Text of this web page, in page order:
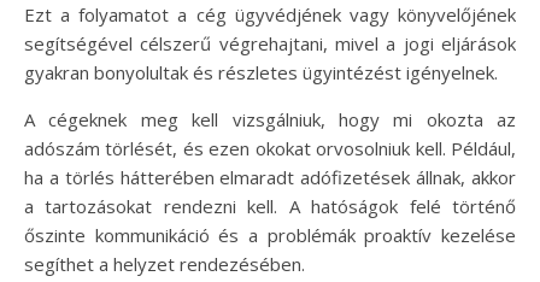
Ezt a folyamatot a cég ügyvédjének vagy könyvelőjének
segítségével célszerű végrehajtani, mivel a jogi eljárások
gyakran bonyolultak és részletes ügyintézést igényelnek.
A cégeknek meg kell vizsgálniuk, hogy mi okozta az
adószám törlését, és ezen okokat orvosolniuk kell. Például,
ha a törlés hátterében elmaradt adófizetések állnak, akkor
a tartozásokat rendezni kell. A hatóságok felé történő
őszinte kommunikáció és a problémák proaktív kezelése
segíthet a helyzet rendezésében.